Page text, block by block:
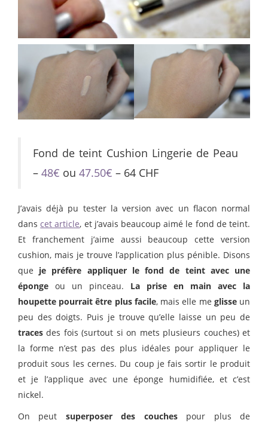
Fond de teint Cushion Lingerie de Peau
– 48€ ou 47.50€ – 64 CHF
J’avais déjà pu tester la version avec un flacon normal
danscet article, et j’avais beaucoup aimé le fond de teint.
Et franchement j’aime aussi beaucoup cette version
cushion, mais je trouve l’application plus pénible. Disons
que je préfère appliquer le fond de teint avec une
éponge ou un pinceau. La prise en main avec la
houpette pourrait être plus facile, mais elle me glisseun
peu des doigts. Puis je trouve qu’elle laisse un peu de
traces des fois (surtout si on mets plusieurs couches) et
la forme n’est pas des plus idéales pour appliquer le
produit sous les cernes. Du coup je fais sortir le produit
et je l’applique avec une éponge humidifiée, et c’est
nickel.
On peut superposer des couchespour plus de